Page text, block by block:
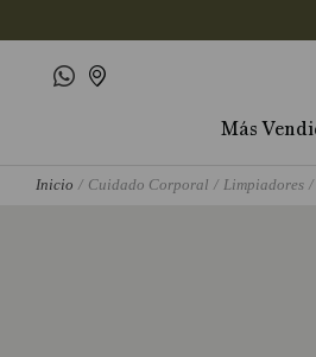
Más
Cuidado Corporal Limpiadores